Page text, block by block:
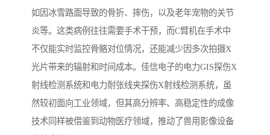
如因冰雪路面导致的骨折、摔伤，以及老年宠物的关节
炎等。这类病例往往需要手术干预，而C臂机在手术中
不仅能实时监控骨骼对位情况，还能减少因多次拍摄X
光片带来的辐射和时间成本。佳信电子的电力GIS探伤X
射线检测系统和电力耐张线夹探伤X射线检测系统，虽
然较初面向工业领域，但其高分辨率、高稳定性的成像
技术同样被借鉴到动物医疗领域，推动了兽用影像设备